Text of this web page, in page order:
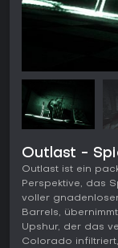
Outlast -
Outlast ist ein
Perspektive, das
voller
Barrels,
Upshur, der das
Colorado